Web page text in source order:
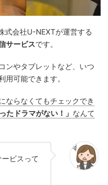
式会社U-NEXTが運営する
サービスです。
ンやタブレットなど、いつ
用可能できます。
ならなくてもチェックでき
たドラマがない！」 なんて
ビスって